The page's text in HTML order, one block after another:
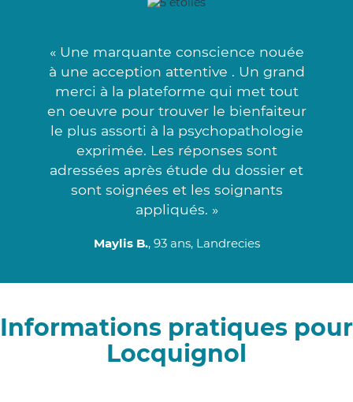
« Une marquante conscience nouée
à une acception attentive . Un grand
merci à la plateforme qui met tout
en oeuvre pour trouver le bienfaiteur
le plus assorti à la psychopathologie
exprimée. Les réponses sont
adressées après étude du dossier et
sont soignées et les soignants
appliqués. »
Maylis B., 93 ans, Landrecies
Informations pratiques pour
Locquignol